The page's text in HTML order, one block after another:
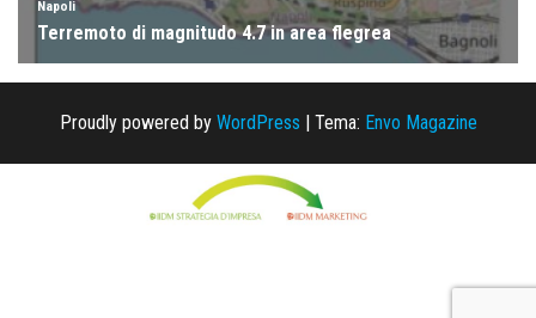
Proudly powered by WordPress | Tema: Envo Magazine